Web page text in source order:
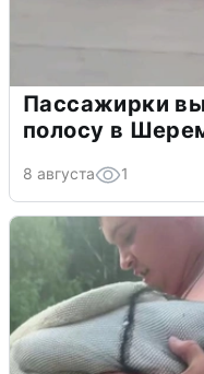
Пассажирки
полосу в
8 августа 1